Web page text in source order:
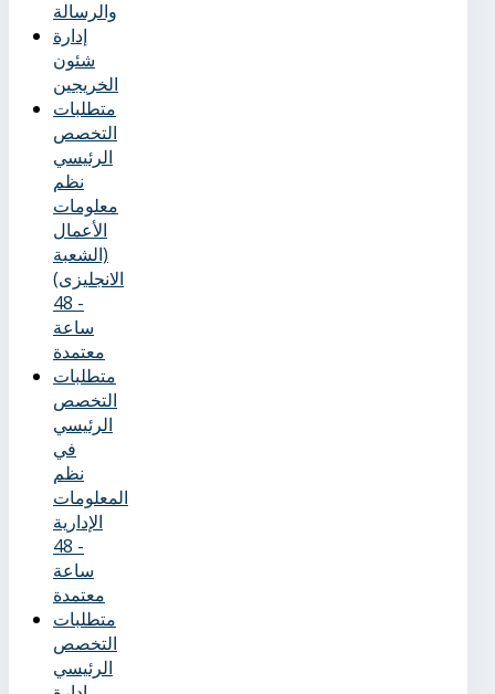
والرسالة
إدارة
شئون
الخريجين
متطلبات
التخصص
الرئيسي
نظم
معلومات
الأعمال
(الشعبة
الانجليزى)
- 48
ساعة
معتمدة
متطلبات
التخصص
الرئيسي
في
نظم
المعلومات
الإدارية
- 48
ساعة
معتمدة
متطلبات
التخصص
الرئيسي